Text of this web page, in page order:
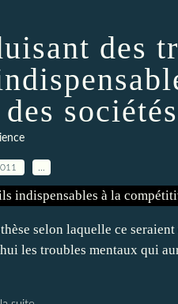
des
selon laquelle ce
les troubles mentaux qui